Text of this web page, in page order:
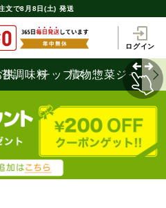
文で8月8日(土) 発送
ログイン
供調味料チップス
漬物惣菜ジャム